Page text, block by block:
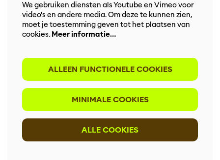
We gebruiken diensten als Youtube en Vimeo voor
video's en andere media. Om deze te kunnen zien,
moet je toestemming geven tot het plaatsen van
cookies. Meer informatie…
ALLEEN FUNCTIONELE COOKIES
MINIMALE COOKIES
ALLE COOKIES